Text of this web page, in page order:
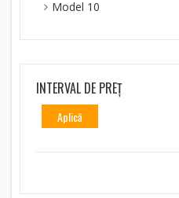
Model 10
INTERVAL DE PREȚ
Aplică